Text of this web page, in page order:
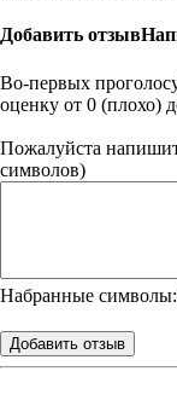
Добавить отзыв
Во-первых
оценку от 0 (плохо)
Пожалуйста
символов)
Набранные символы: